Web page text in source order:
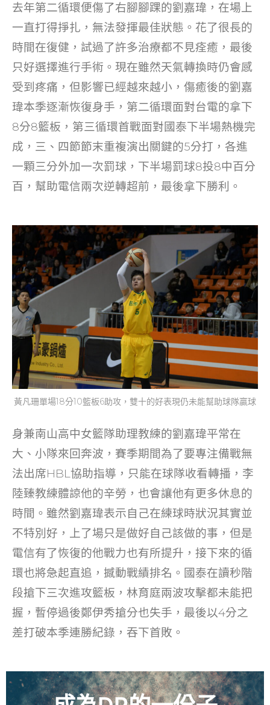
去年第二循環便傷了右腳腳踝的劉嘉瑋，在場上
一直打得掙扎，無法發揮最佳狀態。花了很長的
時間在復健，試過了許多治療都不見痊癒，最後
只好選擇進行手術。現在雖然天氣轉換時仍會感
受到疼痛，但影響已經越來越小，傷癒後的劉嘉
瑋本季逐漸恢復身手，第二循環面對台電的拿下
8分8籃板，第三循環首戰面對國泰下半場熱機完
成，三、四節節末重複演出關鍵的5分打，各進
一顆三分外加一次罰球，下半場罰球8投8中百分
百，幫助電信兩次逆轉超前，最後拿下勝利。
黃凡珊單場18分10籃板6助攻，雙十的好表現仍未能幫助球隊贏球
身兼南山高中女籃隊助理教練的劉嘉瑋平常在
大、小隊來回奔波，賽季期間為了要專注備戰無
法出席HBL協助指導，只能在球隊收看轉播，李
陸臻教練體諒他的辛勞，也會讓他有更多休息的
時間。雖然劉嘉瑋表示自己在練球時狀況其實並
不特別好，上了場只是做好自己該做的事，但是
電信有了恢復的他戰力也有所提升，接下來的循
環也將急起直追，撼動戰績排名。國泰在讀秒階
段搶下三次進攻籃板，林育庭兩波攻擊都未能把
握，暫停過後鄭伊秀搶分也失手，最後以4分之
差打破本季連勝紀錄，吞下首敗。